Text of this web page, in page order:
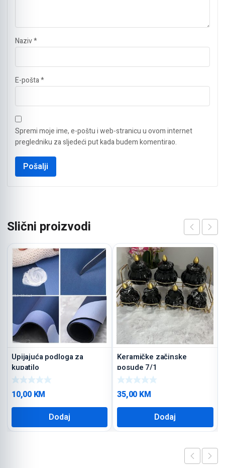
Naziv*
E-pošta*
Spremi moje ime, e-poštu i web-stranicu u ovom internet
pregledniku za sljedeći put kada budem komentirao.
Slični proizvodi
Upijajuća podloga za
kupatilo
10,00 KM
Dodaj
Keramičke začinske
posude 7/1
35,00 KM
Dodaj